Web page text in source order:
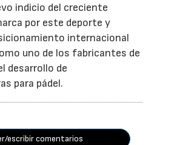
indicio del creciente
por este deporte y
internacional
uno de los fabricantes de
desarrollo de
para pádel.
escribir comentarios